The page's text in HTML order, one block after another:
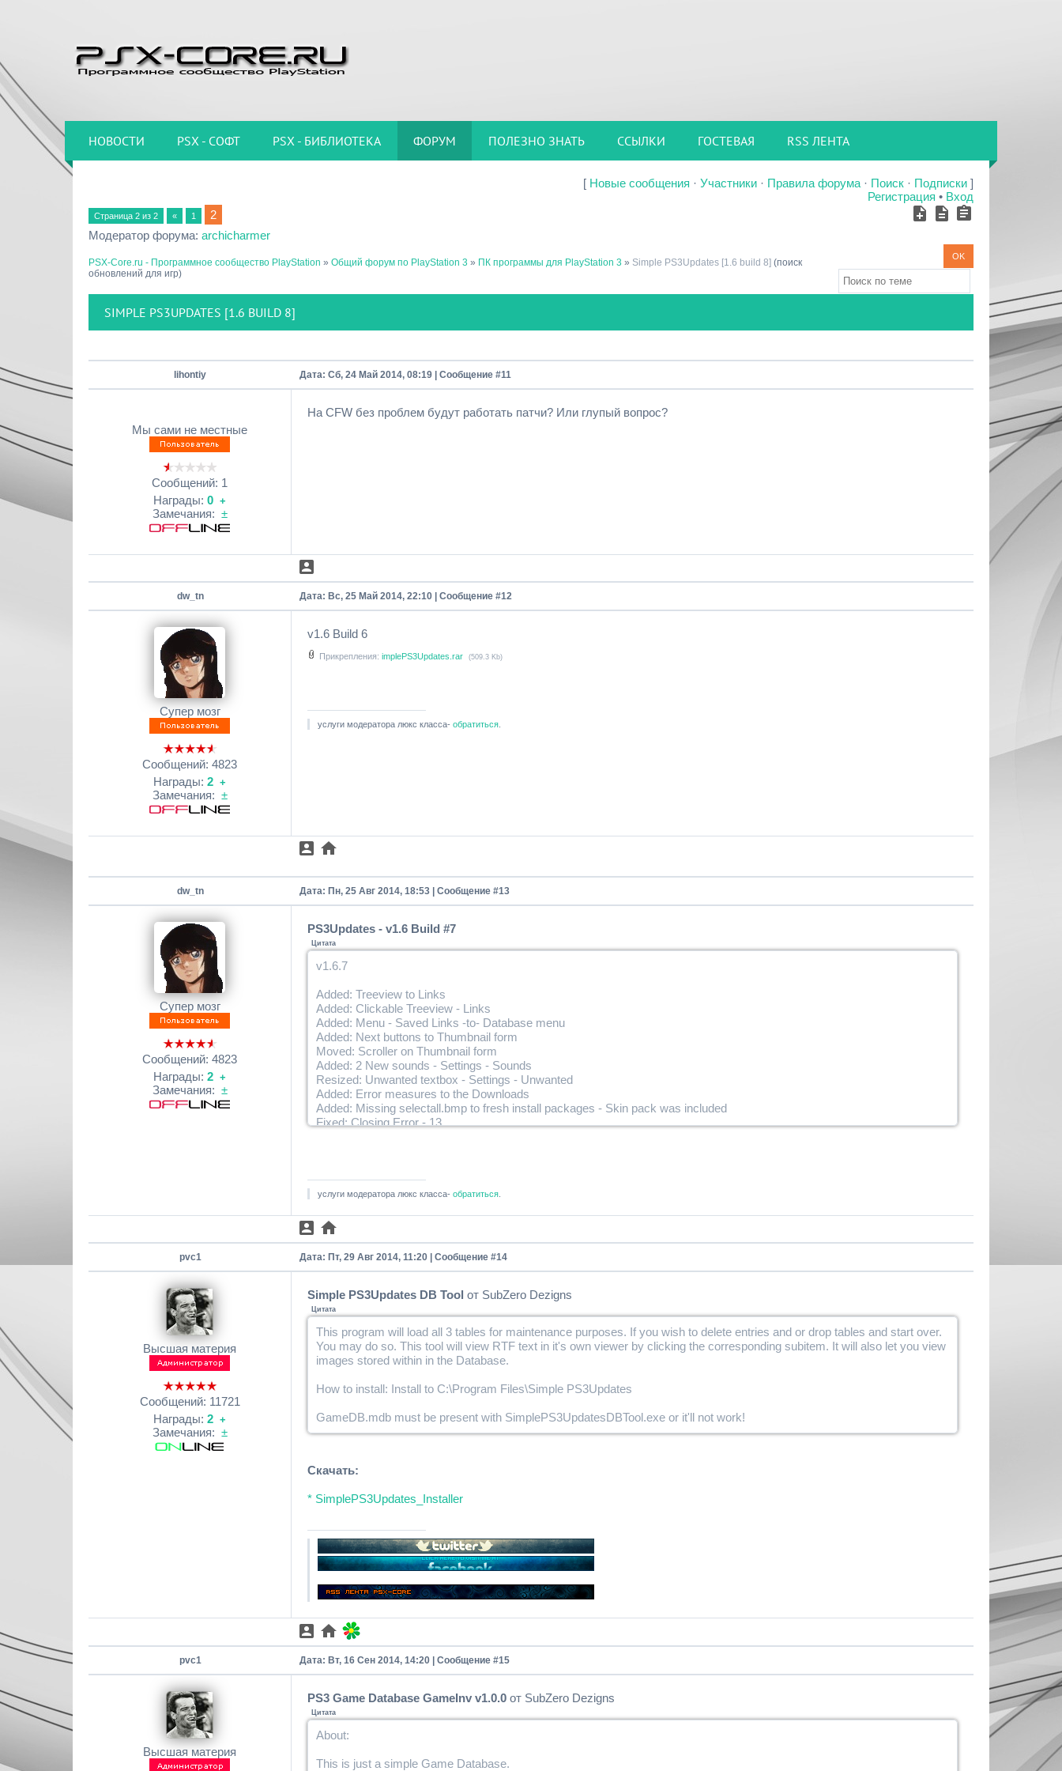
НОВОСТИ PSX - СОФТ PSX - БИБЛИОТЕКА ФОРУМ ПОЛЕЗНО ЗНАТЬ ССЫЛКИ ГОСТЕВАЯ RSS ЛЕНТА
[ Новые сообщения · Участники · Правила форума · Поиск · Подписки ]
Регистрация • Вход
Страница 2 из 2 « 1
2
Модератор форума: archicharmer
PSX-Core.ru - Программное сообщество PlayStation » Общий форум по PlayStation 3 » ПК программы для PlayStation 3 » Simple PS3Updates [1.6 build 8] (поиск
обновлений для игр)
SIMPLE PS3UPDATES [1.6 BUILD 8]
lihontiy Дата: Сб, 24 Май 2014, 08:19 | Сообщение #11
Мы сами не местные
Сообщений: 1
Награды: 0 +
Замечания: ±
На CFW без проблем будут работать патчи? Или глупый вопрос?
dw_tn Дата: Вс, 25 Май 2014, 22:10 | Сообщение #12
Супер мозг
Сообщений: 4823
Награды: 2 +
Замечания: ±
v1.6 Build 6
Прикрепления: implePS3Updates.rar (509.3 Kb)
услуги модератора люкс класса- обратиться
dw_tn Дата: Пн, 25 Авг 2014, 18:53 | Сообщение #13
Супер мозг
Сообщений: 4823
Награды: 2 +
Замечания: ±
PS3Updates - v1.6 Build #7
Цитата
v1.6.7
Added: Treeview to Links
Added: Clickable Treeview - Links
Added: Menu - Saved Links -to- Database menu
Added: Next buttons to Thumbnail form
Moved: Scroller on Thumbnail form
Added: 2 New sounds - Settings - Sounds
Resized: Unwanted textbox - Settings - Unwanted
Added: Error measures to the Downloads
Added: Missing selectall.bmp to fresh install packages - Skin pack was included
Fixed: Closing Error - 13
услуги модератора люкс класса- обратиться
pvc1 Дата: Пт, 29 Авг 2014, 11:20 | Сообщение #14
Высшая материя
Сообщений: 11721
Награды: 2 +
Замечания: ±
Simple PS3Updates DB Tool от SubZero Dezigns
Цитата
This program will load all 3 tables for maintenance purposes. If you wish to delete entries and or drop tables and start over.
You may do so. This tool will view RTF text in it's own viewer by clicking the corresponding subitem. It will also let you view
images stored within in the Database.
How to install: Install to C:\Program Files\Simple PS3Updates
GameDB.mdb must be present with SimplePS3UpdatesDBTool.exe or it'll not work!
Скачать:
* SimplePS3Updates_Installer
pvc1 Дата: Вт, 16 Сен 2014, 14:20 | Сообщение #15
Высшая материя
PS3 Game Database GameInv v1.0.0 от SubZero Dezigns
Цитата
About:
This is just a simple Game Database.